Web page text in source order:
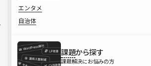
エンタメ
自治体
課題から探す
課題解決にお悩みの方